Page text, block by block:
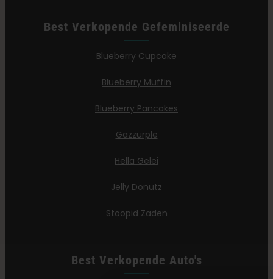
Best Verkopende Gefeminiseerde
Blueberry Cupcake
Blueberry Muffin
Blueberry Pancakes
Gazzurple
Hella Gelei
Jelly Donutz
Stoopid Zaden
Best Verkopende Auto's